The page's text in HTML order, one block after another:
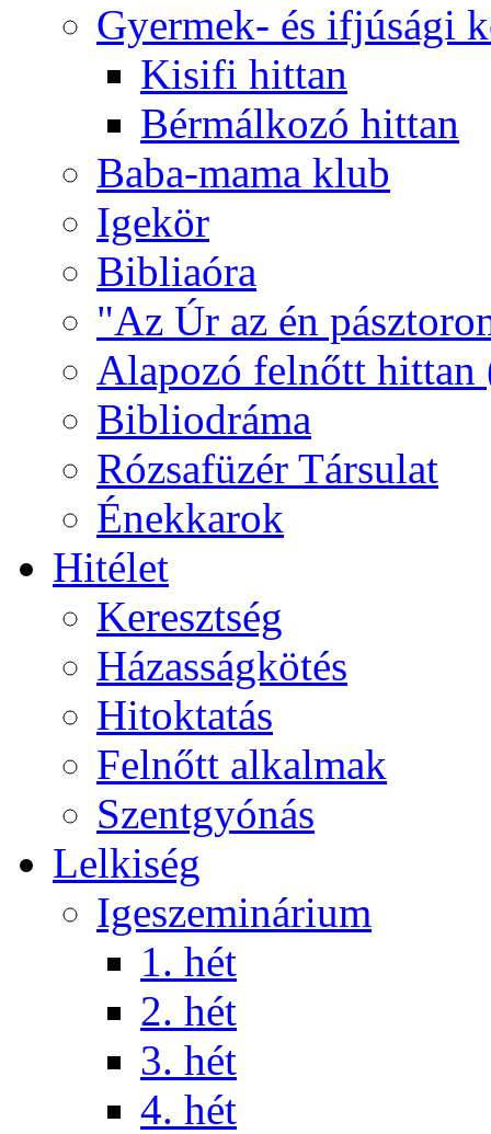
Gyermek- és ifjúsági
Kisifi hittan
Bérmálkozó hittan
Baba-mama klub
Igekör
Bibliaóra
"Az Úr az én
Alapozó felnőtt hittan
Bibliodráma
Rózsafüzér Társulat
Énekkarok
Hitélet
Keresztség
Házasságkötés
Hitoktatás
Felnőtt alkalmak
Szentgyónás
Lelkiség
Igeszeminárium
1. hét
2. hét
3. hét
4. hét